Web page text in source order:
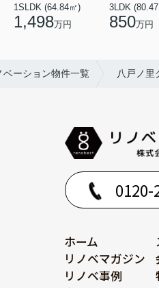
1SLDK (64.84㎡)
1,498万円
3LDK
850万円
ベーション物件一覧 八戸ノ里
0120-
ホーム
リノベマガジン
リノベ事例